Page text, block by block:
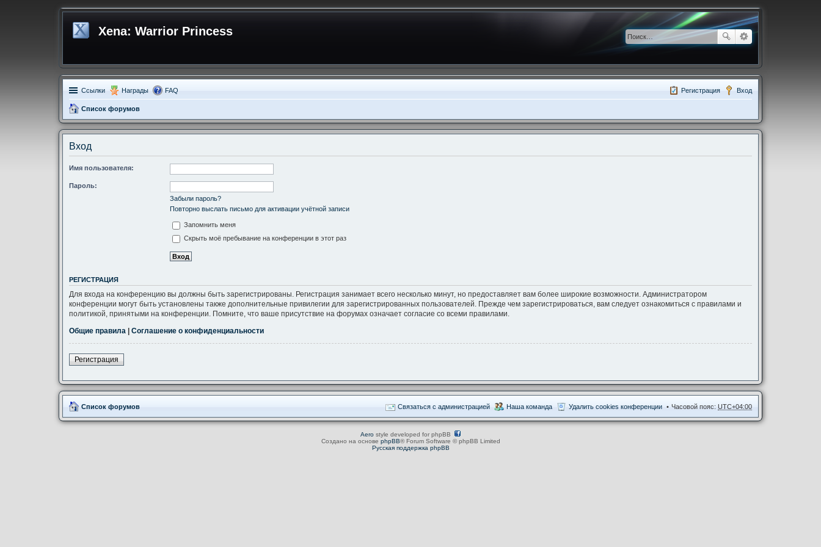
Xena: Warrior Princess
Ссылки Награды FAQ Вход
Регистрация
Список форумов
Вход
Имя пользователя:
Пароль:
Забыли пароль?
Повторно выслать письмо для активации учётной записи
Запомнить меня
Скрыть моё пребывание на конференции в этот раз
РЕГИСТРАЦИЯ
Для входа на конференцию вы должны быть зарегистрированы. Регистрация занимает всего несколько минут, но предоставляет вам более широкие возможности. Администратором
конференции могут быть установлены также дополнительные привилегии для зарегистрированных пользователей. Прежде чем зарегистрироваться, вам следует ознакомиться с правилами и
политикой, принятыми на конференции. Помните, что ваше присутствие на форумах означает согласие со всеми правилами.
Общие правила | Соглашение о конфиденциальности
Регистрация
Список форумов Часовой пояс: UTC+04:00
Удалить cookies конференции
Наша команда
Связаться с администрацией
Aero style developed for phpBB
Создано на основе phpBB® Forum Software © phpBB Limited
Русская поддержка phpBB